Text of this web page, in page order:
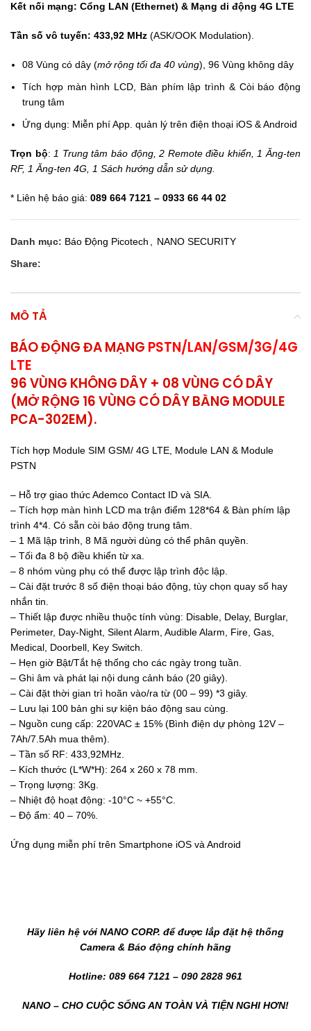
Kết nối mạng: Cổng LAN (Ethernet) & Mạng di động 4G LTE
Tần số vô tuyến: 433,92 MHz (ASK/OOK Modulation).
08 Vùng có dây (mở rộng tối đa 40 vùng), 96 Vùng không dây
Tích hợp màn hình LCD, Bàn phím lập trình & Còi báo động
trung tâm
Ứng dụng: Miễn phí App. quản lý trên điện thoại iOS & Android
Trọn bộ: 1 Trung tâm báo động, 2 Remote điều khiển, 1 Ăng-ten
RF, 1 Ăng-ten 4G, 1 Sách hướng dẫn sử dụng.
* Liên hệ báo giá: 089 664 7121 – 0933 66 44 02
Danh mục: Báo Động Picotech
NANO SECURITY
Share:
MÔ TẢ
BÁO ĐỘNG ĐA MẠNG PSTN/LAN/GSM/3G/4G
LTE
96 VÙNG KHÔNG DÂY + 08 VÙNG CÓ DÂY
(MỞ RỘNG 16 VÙNG CÓ DÂY BẰNG MODULE
PCA-302EM).
Tích hợp Module SIM GSM/ 4G LTE, Module LAN & Module
PSTN
– Hỗ trợ giao thức Ademco Contact ID và SIA.
– Tích hợp màn hình LCD ma trận điểm 128*64 & Bàn phím lập
trình 4*4. Có sẵn còi báo động trung tâm.
– 1 Mã lập trình, 8 Mã người dùng có thể phân quyền.
– Tối đa 8 bộ điều khiển từ xa.
– 8 nhóm vùng phụ có thể được lập trình độc lập.
– Cài đặt trước 8 số điện thoại báo động, tùy chọn quay số hay
nhắn tin.
– Thiết lập được nhiều thuộc tính vùng: Disable, Delay, Burglar,
Perimeter, Day-Night, Silent Alarm, Audible Alarm, Fire, Gas,
Medical, Doorbell, Key Switch.
– Hẹn giờ Bật/Tắt hệ thống cho các ngày trong tuần.
– Ghi âm và phát lại nội dung cảnh báo (20 giây).
– Cài đặt thời gian trì hoãn vào/ra từ (00 – 99) *3 giây.
– Lưu lại 100 bản ghi sự kiện báo động sau cùng.
– Nguồn cung cấp: 220VAC ± 15% (Bình điện dự phòng 12V –
7Ah/7.5Ah mua thêm).
– Tần số RF: 433,92MHz.
– Kích thước (L*W*H): 264 x 260 x 78 mm.
– Trọng lượng: 3Kg.
– Nhiệt độ hoạt động: -10°C ~ +55°C.
– Độ ẩm: 40 – 70%.
Ứng dụng miễn phí trên Smartphone iOS và Android
Hãy liên hệ với NANO CORP. để được lắp đặt hệ thống
Camera & Báo động chính hãng
Hotline: 089 664 7121 – 090 2828 961
NANO – CHO CUỘC SỐNG AN TOÀN VÀ TIỆN NGHI HƠN!